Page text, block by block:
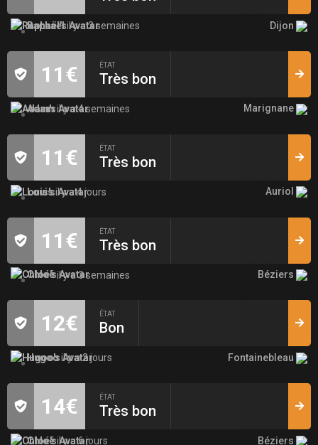
Raphaëlil y a 3 semaines Dijon
11€ ÉTAT
Très bon
Adamil y a 4 semaines Marignane
11€ ÉTAT
Très bon
Louisil y a 4 jours Auriol
11€ ÉTAT
Très bon
Chloéil y a 3 semaines Béziers
12€ ÉTAT
Bon
Hugooil y a 2 jours Fontainebleau
14€ ÉTAT
Très bon
Chloéil y a 6 jours Béziers